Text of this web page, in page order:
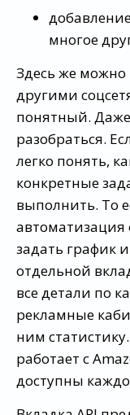
многое
Здесь же можно
другими
понятный. Даже
разобраться.
легко понять,
конкретные
выполнить. То
автоматизация
задать график
отдельной
все детали по
рекламные
ним
работает с
доступны